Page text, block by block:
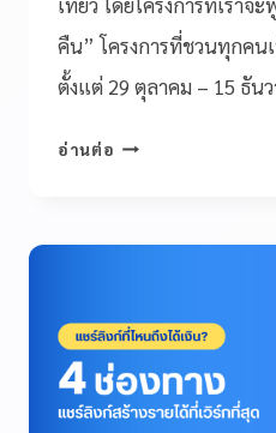
คืน” โครงการที่ชวนทุกคน
ตั้งแต่ 29 ตุลาคม – 15 ธัน
อ่านต่อ